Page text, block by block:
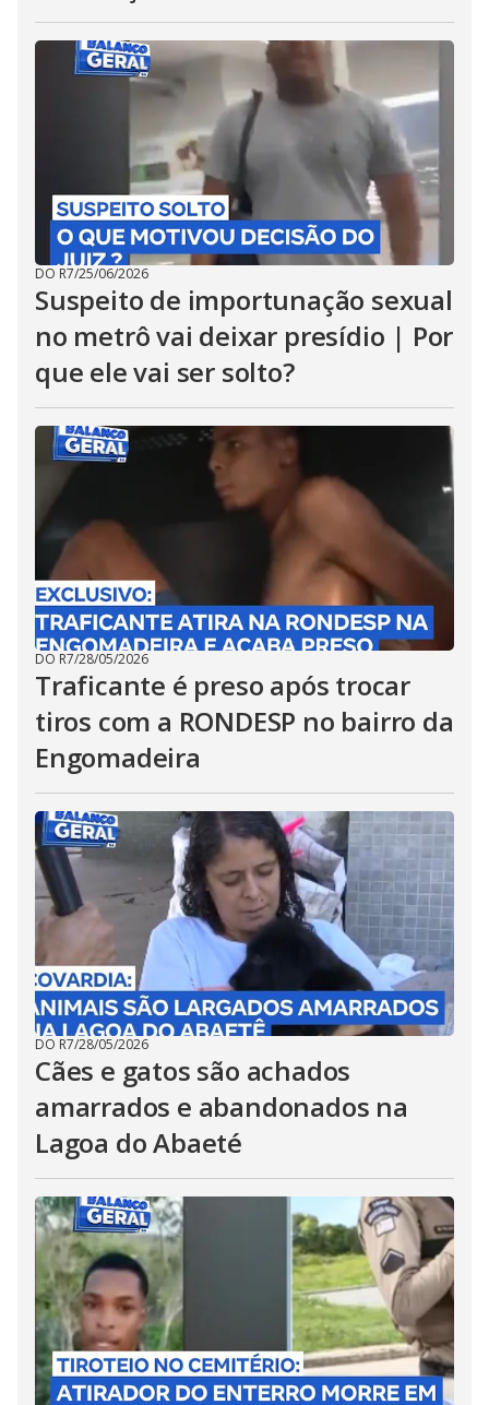
DO R7/25/06/2026
Suspeito de importunação sexual
no metrô vai deixar presídio | Por
que ele vai ser solto?
DO R7/28/05/2026
Traficante é preso após trocar
tiros com a RONDESP no bairro da
Engomadeira
DO R7/28/05/2026
Cães e gatos são achados
amarrados e abandonados na
Lagoa do Abaeté